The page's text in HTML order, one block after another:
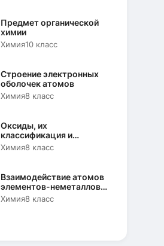
Предмет органической
химии
Химия10 класс
Строение электронных
оболочек атомов
Химия8 класс
Оксиды, их
классификация и
свойства
Химия8 класс
Взаимодействие атомов
элементов-неметаллов
между собой
Химия8 класс